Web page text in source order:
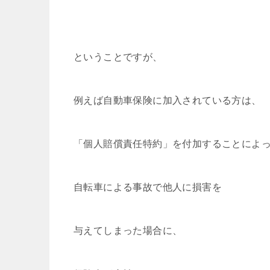
ということですが、
例えば自動車保険に加入されている方は、
「個人賠償責任特約」を付加することによ
自転車による事故で他人に損害を
与えてしまった場合に、